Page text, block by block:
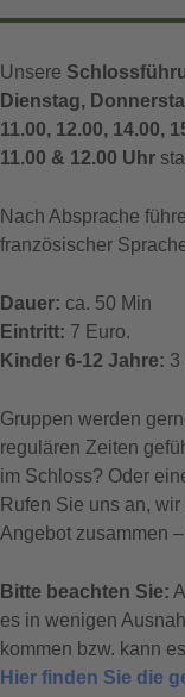
Unsere
Dienstag,
11.00, 12.00, 14.00,
11.00 & 12.00 Uhr
Nach Absprache
französischer
Dauer: ca. 50 Min
Eintritt: 7 Euro.
Kinder 6-12 Jahre: 3
Gruppen werden
regulären Zeiten
im Schloss? Oder
Rufen Sie uns an,
Angebot zusammen
Bitte beachten Sie:
es in wenigen
kommen bzw. kann
Hier finden Sie die